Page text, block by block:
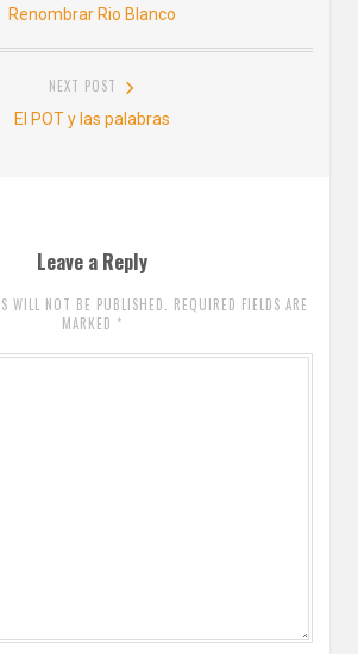
Previous
post:
Renombrar Rio Blanco
NEXT POST
Next
El POT y las palabras
Leave a Reply
WILL NOT BE PUBLISHED. REQUIRED FIELDS ARE
MARKED *